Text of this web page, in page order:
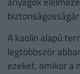
A kaolin alapú
legtöbbször
ezeket, amikor a